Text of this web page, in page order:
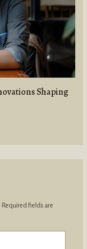
Shaping
Required fields are